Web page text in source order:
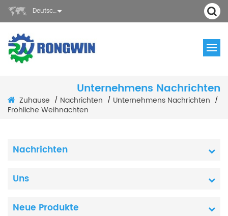
Deutsch
Unternehmens Nachrichten
Zuhause / Nachrichten / Unternehmens Nachrichten /
Fröhliche Weihnachten
Nachrichten
Uns
Neue Produkte